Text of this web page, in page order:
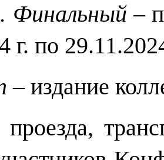
Финальный–
г. по
– издание
проезда,